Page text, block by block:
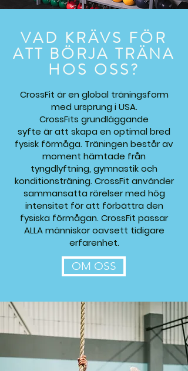
VAD KRÄVS FÖR
ATT BÖRJA TRÄNA
HOS OSS?
CrossFit är en global träningsform
med ursprung i USA.
CrossFits grundläggande
syfte är att skapa en optimal bred
fysisk förmåga. Träningen består av
moment hämtade från
tyngdlyftning, gymnastik och
konditionsträning. CrossFit använder
sammansatta rörelser med hög
intensitet för att förbättra den
fysiska förmågan. CrossFit passar
ALLA människor oavsett tidigare
erfarenhet.
OM OSS